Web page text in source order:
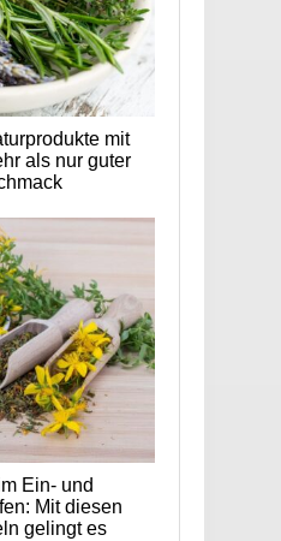
mit
als nur guter
Ein- und
Mit diesen
gelingt es